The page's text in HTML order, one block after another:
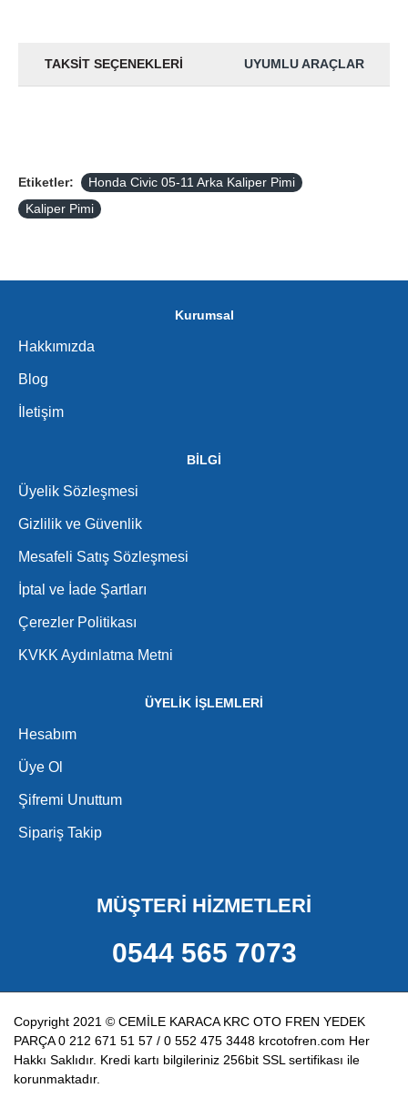
TAKSIT SEÇENEKLERI UYUMLU ARAÇLAR
Etiketler:
Honda Civic 05-11 Arka Kaliper Pimi
Kaliper Pimi
Kurumsal
Hakkımızda
Blog
İletişim
BİLGİ
Üyelik Sözleşmesi
Gizlilik ve Güvenlik
Mesafeli Satış Sözleşmesi
İptal ve İade Şartları
Çerezler Politikası
KVKK Aydınlatma Metni
ÜYELİK İŞLEMLERİ
Hesabım
Üye Ol
Şifremi Unuttum
Sipariş Takip
MÜŞTERİ HİZMETLERİ
0544 565 7073
Copyright 2021 © CEMİLE KARACA KRC OTO FREN YEDEK
PARÇA 0 212 671 51 57 / 0 552 475 3448 krcotofren.com Her
Hakkı Saklıdır. Kredi kartı bilgileriniz 256bit SSL sertifikası ile
korunmaktadır.